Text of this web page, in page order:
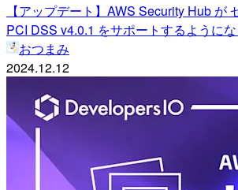
【アップデート】AWS Security Hub が
PCI DSS v4.0.1 をサポートするように
おつまみ
2024.12.12